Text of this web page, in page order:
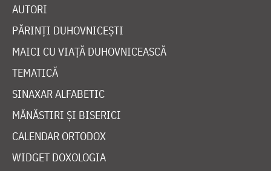
AUTORI
PĂRINȚI DUHOVNICEȘTI
MAICI CU VIAȚĂ DUHOVNICEASCĂ
TEMATICĂ
SINAXAR ALFABETIC
MĂNĂSTIRI ȘI BISERICI
CALENDAR ORTODOX
WIDGET DOXOLOGIA